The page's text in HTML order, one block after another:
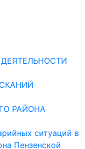
РАЙОНА
ситуаций в
Пензенской